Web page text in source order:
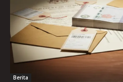
Berita